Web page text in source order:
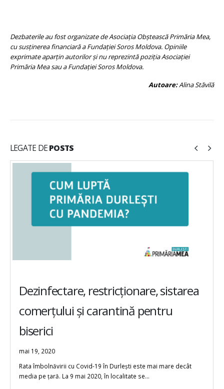
Dezbaterile au fost organizate de Asociația Obștească Primăria Mea,
cu susținerea financiară a Fundației Soros Moldova. Opiniile
exprimate aparțin autorilor și nu reprezintă poziția Asociației
Primăria Mea sau a Fundației Soros Moldova.
Autoare:Alina Stăvilă
LEGATE DEPOSTS
Dezinfectare, restricționare, sistarea
comerțului și carantină pentru
biserici
mai 19, 2020
Rata îmbolnăvirii cu Covid-19 în Durlești este mai mare decât
media pe țară. La 9 mai 2020, în localitate se...